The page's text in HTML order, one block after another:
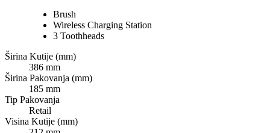
Brush
Wireless Charging Station
3 Toothheads
Širina Kutije (mm)
386 mm
Širina Pakovanja (mm)
185 mm
Tip Pakovanja
Retail
Visina Kutije (mm)